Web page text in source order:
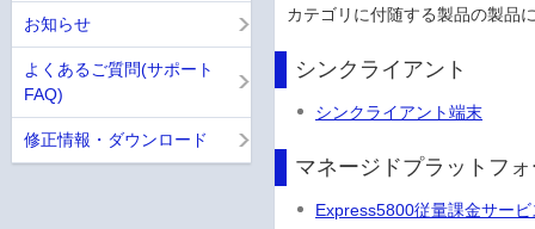
カテゴリに付随する製品の製品
シンクライアント
シンクライアント端末
マネージドプラットフ
Express5800従量課金サービ
お知らせ
よくあるご質問(サポート
FAQ)
修正情報・ダウンロード